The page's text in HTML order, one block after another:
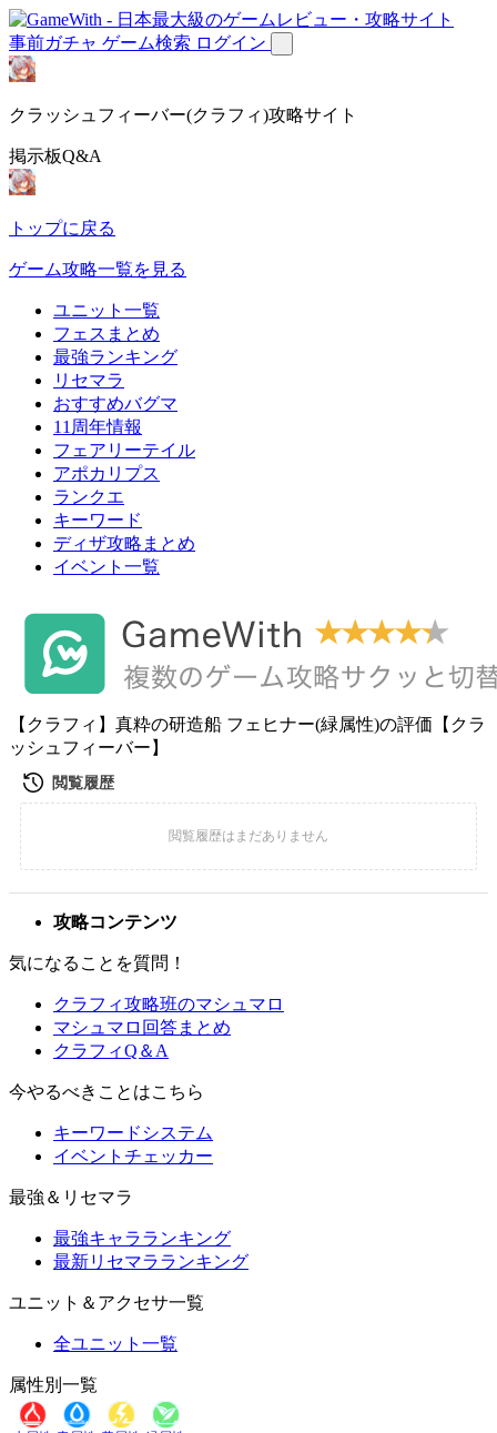
事前ガチャ ゲーム検索 ログイン
クラッシュフィーバー(クラフィ)攻略サイト
掲示板Q&A
トップに戻る
ゲーム攻略一覧を見る
ユニット一覧
フェスまとめ
最強ランキング
リセマラ
おすすめバグマ
11周年情報
フェアリーテイル
アポカリプス
ランクエ
キーワード
ディザ攻略まとめ
イベント一覧
【クラフィ】真粋の研造船 フェヒナー(緑属性)の評価【クラ
ッシュフィーバー】
攻略コンテンツ
気になることを質問！
クラフィ攻略班のマシュマロ
マシュマロ回答まとめ
クラフィQ＆A
今やるべきことはこちら
キーワードシステム
イベントチェッカー
最強＆リセマラ
最強キャラランキング
最新リセマラランキング
ユニット＆アクセサ一覧
全ユニット一覧
属性別一覧